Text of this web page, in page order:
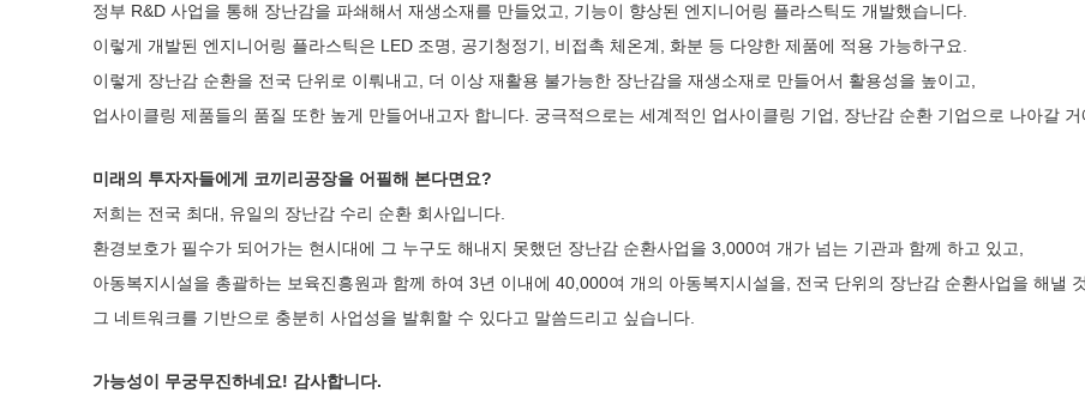
정부 R&D 사업을 통해 장난감을 파쇄해서 재생소재를 만들었고, 기능이 향상된 엔지니어링 플라스틱도 개발했습니다.
이렇게 개발된 엔지니어링 플라스틱은 LED 조명, 공기청정기, 비접촉 체온계, 화분 등 다양한 제품에 적용 가능하구요.
이렇게 장난감 순환을 전국 단위로 이뤄내고, 더 이상 재활용 불가능한 장난감을 재생소재로 만들어서 활용성을 높이고,
업사이클링 제품들의 품질 또한 높게 만들어내고자 합니다. 궁극적으로는 세계적인 업사이클링 기업, 장난감 순환 기업으로 나아갈 거
미래의 투자자들에게 코끼리공장을 어필해 본다면요?
저희는 전국 최대, 유일의 장난감 수리 순환 회사입니다.
환경보호가 필수가 되어가는 현시대에 그 누구도 해내지 못했던 장난감 순환사업을 3,000여 개가 넘는 기관과 함께 하고 있고,
아동복지시설을 총괄하는 보육진흥원과 함께 하여 3년 이내에 40,000여 개의 아동복지시설을, 전국 단위의 장난감 순환사업을 해낼
그 네트워크를 기반으로 충분히 사업성을 발휘할 수 있다고 말씀드리고 싶습니다.
가능성이 무궁무진하네요! 감사합니다.